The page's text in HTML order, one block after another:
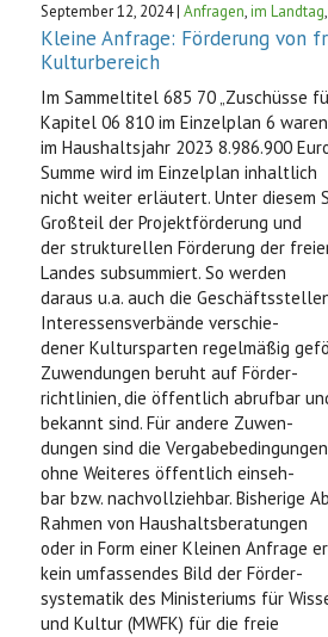
September 12, 2024 | Anfragen,im Landtag,
Kleine Anfrage: Förderung von
Kulturbereich
Im Sammeltitel 685 70 „Zuschüsse
Kapitel 06 810 im Einzelplan 6 waren
im Haushaltsjahr 2023 8.986.900
Summe wird im Einzelplan inhaltlich
nicht weiter erläutert. Unter diesem
Großteil der Projektförderung und
der strukturellen Förderung der
Landes subsummiert. So werden
daraus u.a. auch die
Interessensverbände verschie-
dener Kultursparten regelmäßig
Zuwendungen beruht auf Förder-
richtlinien, die öffentlich abrufbar
bekannt sind. Für andere Zuwen-
dungen sind die
ohne Weiteres öffentlich einseh-
bar bzw. nachvollziehbar. Bisherige
Rahmen von Haushaltsberatungen
oder in Form einer Kleinen Anfrage
kein umfassendes Bild der Förder-
systematik des Ministeriums für
und Kultur (MWFK) für die freie